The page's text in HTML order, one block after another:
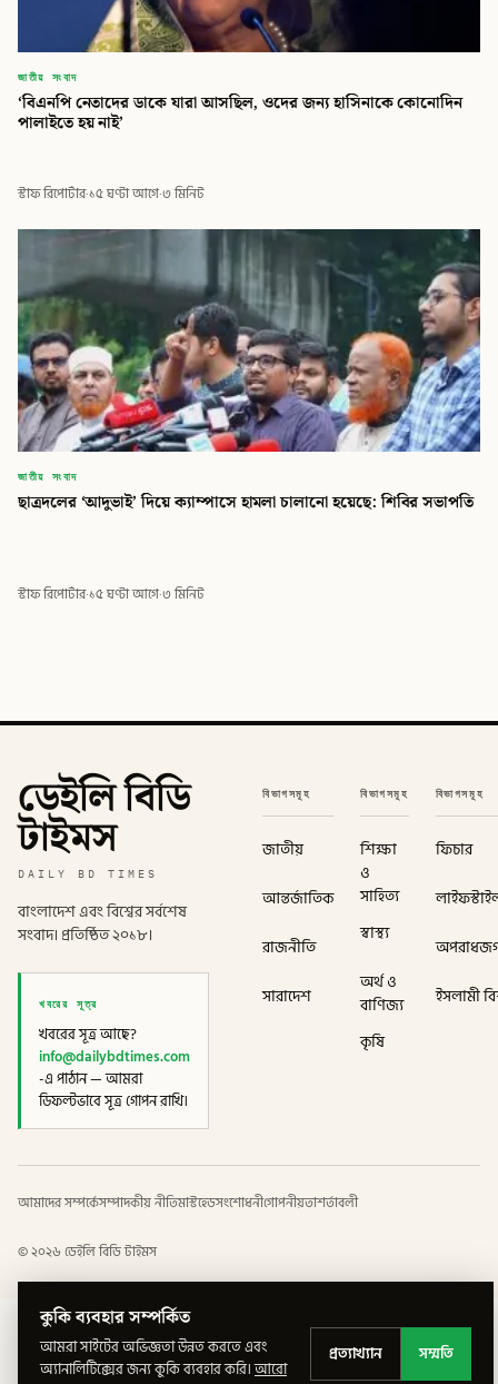
জাতীয় সংবাদ
‘বিএনপি নেতাদের ডাকে যারা আসছিল, ওদের জন্য হাসিনাকে কোনোদিন
পালাইতে হয় নাই’
স্টাফ রিপোর্টার·১৫ ঘণ্টা আগে·৩ মিনিট
জাতীয় সংবাদ
ছাত্রদলের ‘আদুভাই’ দিয়ে ক্যাম্পাসে হামলা চালানো হয়েছে: শিবির সভাপতি
স্টাফ রিপোর্টার·১৫ ঘণ্টা আগে·৩ মিনিট
ডেইলি বিডি
টাইমস
DAILY BD TIMES
বাংলাদেশ এবং বিশ্বের সর্বশেষ
সংবাদ। প্রতিষ্ঠিত ২০১৮।
খবরের সূত্র
খবরের সূত্র আছে?
info@dailybdtimes.com
-এ পাঠান — আমরা
ডিফল্টভাবে সূত্র গোপন রাখি।
বিভাগসমূহ
জাতীয়
আন্তর্জাতিক
রাজনীতি
সারাদেশ
বিভাগসমূহ
শিক্ষা
ও
সাহিত্য
স্বাস্থ্য
অর্থ ও
বাণিজ্য
কৃষি
বিভাগসমূহ
ফিচার
ইসলামী
আমাদের সম্পর্কেসম্পাদকীয় নীতিমাস্টহেডসংশোধনীগোপনীয়তাশর্তাবলী
©২০২৬ডেইলি বিডি টাইমস
কুকি ব্যবহার সম্পর্কিত
আমরা সাইটের অভিজ্ঞতা উন্নত করতে এবং
অ্যানালিটিক্সের জন্য কুকি ব্যবহার করি।আরো
প্রত্যাখ্যান সম্মতি